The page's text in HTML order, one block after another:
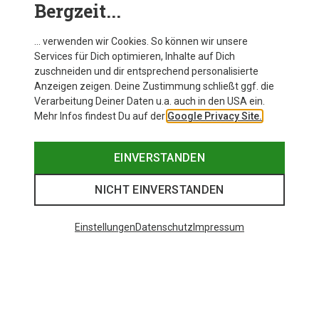
Bergzeit...
… verwenden wir Cookies. So können wir unsere
Services für Dich optimieren, Inhalte auf Dich
zuschneiden und dir entsprechend personalisierte
Anzeigen zeigen. Deine Zustimmung schließt ggf. die
Verarbeitung Deiner Daten u.a. auch in den USA ein.
Mehr Infos findest Du auf der Google Privacy Site.
EINVERSTANDEN
NICHT EINVERSTANDEN
EinstellungenDatenschutz Impressum